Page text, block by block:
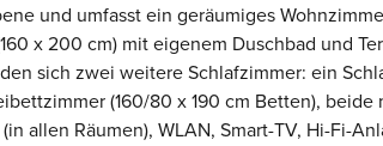
und umfasst ein geräumiges
x 200 cm) mit eigenem Duschbad und
sich zwei weitere Schlafzimmer: ein
(160/80 x 190 cm Betten),
allen Räumen), WLAN, Smart-TV, Hi-Fi-